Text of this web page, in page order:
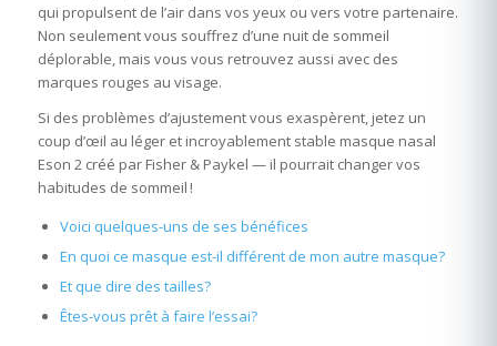
qui propulsent de l’air dans vos yeux ou vers votre partenaire.
Non seulement vous souffrez d’une nuit de sommeil
déplorable, mais vous vous retrouvez aussi avec des
marques rouges au visage.
Si des problèmes d’ajustement vous exaspèrent, jetez un
coup d’œil au léger et incroyablement stable masque nasal
Eson 2 créé par Fisher & Paykel — il pourrait changer vos
habitudes de sommeil !
Voici quelques-uns de ses bénéfices
En quoi ce masque est-il différent de mon autre masque?
Et que dire des tailles?
Êtes-vous prêt à faire l’essai?